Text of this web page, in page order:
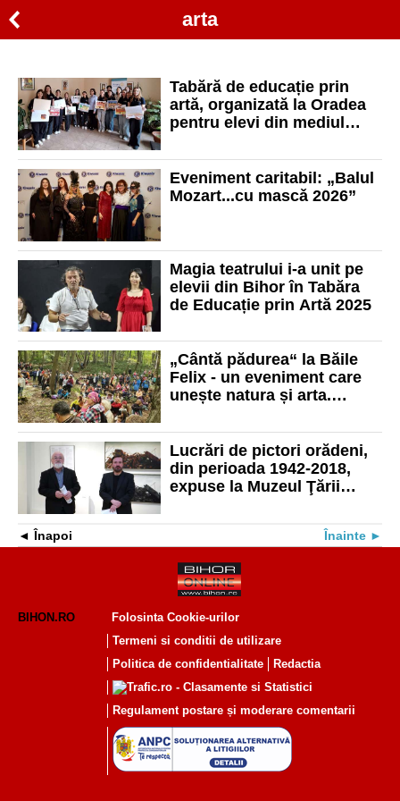
arta
Tabără de educație prin
artă, organizată la Oradea
pentru elevi din mediul
Eveniment caritabil: „Balul
Mozart...cu mascǎ 2026”
Magia teatrului i-a unit pe
elevii din Bihor în Tabăra
de Educație prin Artă 2025
„Cântă pădurea“ la Băile
Felix - un eveniment care
unește natura și arta.
Lucrări de pictori orădeni,
din perioada 1942-2018,
expuse la Muzeul Ţării
Înapoi Înainte
BIHON.RO
Folosinta Cookie-urilor
Termeni si conditii de utilizare
Politica de confidentialitate
Redactia
Regulament postare și moderare comentarii